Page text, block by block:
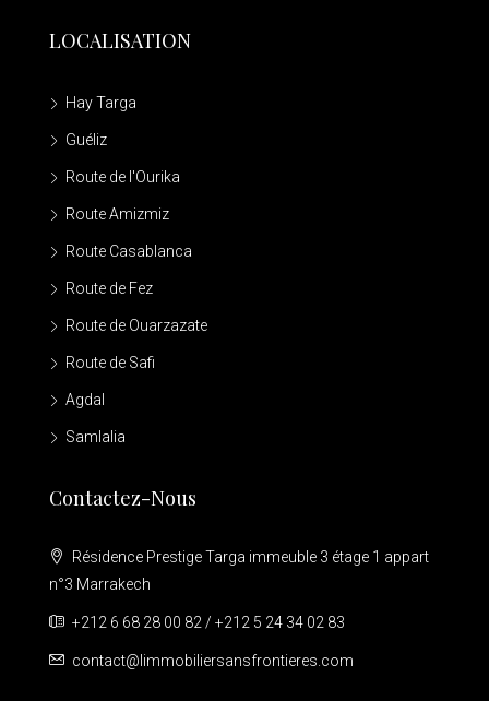
LOCALISATION
Hay Targa
Guéliz
Route de l'Ourika
Route Amizmiz
Route Casablanca
Route de Fez
Route de Ouarzazate
Route de Safi
Agdal
Samlalia
Contactez-Nous
Résidence Prestige Targa immeuble 3 étage 1 appart
n°3 Marrakech
+212 6 68 28 00 82 / +212 5 24 34 02 83
contact@limmobiliersansfrontieres.com